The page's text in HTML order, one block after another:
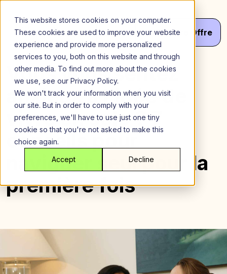
This website stores cookies on your computer.
These cookies are used to improve your website
experience and provide more personalized
services to you, both on this website and through
other media. To find out more about the cookies
we use, see our Privacy Policy.
We won't track your information when you visit
our site. But in order to comply with your
preferences, we'll have to use just one tiny
cookie so that you're not asked to make this
choice again.
Accept Decline
Aller
contenu
Menu
VaVotre Offre
Vous vous sentez
anxieux à l’idée de
vivre en solo ? 7
conseils pour
naviguer seul pour la
première fois